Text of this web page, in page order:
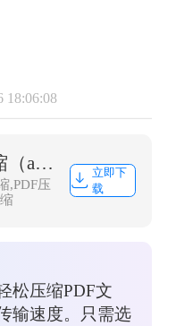
18:06:08
金舟ZIP解压缩（app）
,PDF压
立即下
载
松压缩PDF文
输速度。只需选